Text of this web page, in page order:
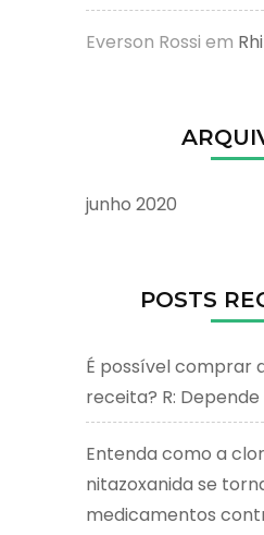
Everson Rossi em
junho 2020
POSTS
É possível comprar
receita? R: Depende
Entenda como a
nitazoxanida se
medicamentos